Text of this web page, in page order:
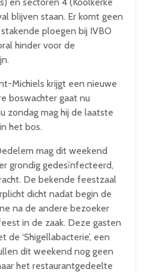
blijven staan. Er komt geen
ploegen bij IVBO
hinder voor de
Michiels krijgt een nieuwe
boswachter gaat nu
zondag mag hij de laatste
het bos.
mag dit weekend
grondig gedesïnfecteerd,
De bekende feestzaal
dicht nadat begin de
na de andere bezoeker
in de zaak. Deze gasten
‘Shigellabacterie’, een
dit weekend nog geen
het restaurantgedeelte